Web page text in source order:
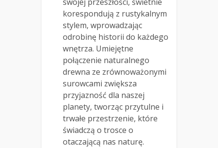
swojej przeszłości, świetnie
korespondują z rustykalnym
stylem, wprowadzając
odrobinę historii do każdego
wnętrza. Umiejętne
połączenie naturalnego
drewna ze zrównoważonymi
surowcami zwiększa
przyjazność dla naszej
planety, tworząc przytulne i
trwałe przestrzenie, które
świadczą o trosce o
otaczającą nas naturę.